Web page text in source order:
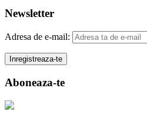
Newsletter
Adresa de e-mail:
Aboneaza-te